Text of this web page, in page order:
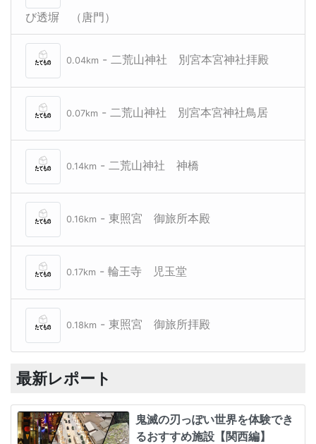
び透塀 （唐門）
0.04km - 二荒山神社 別宮本宮神社拝殿
0.07km - 二荒山神社 別宮本宮神社鳥居
0.14km - 二荒山神社 神橋
0.16km - 東照宮 御旅所本殿
0.17km - 輪王寺 児玉堂
0.18km - 東照宮 御旅所拝殿
最新レポート
鬼滅の刃っぽい世界を体験でき
るおすすめ施設【関西編】